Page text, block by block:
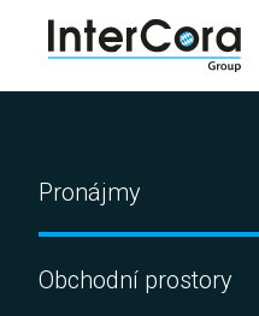
Pronájmy
Obchodní prostory